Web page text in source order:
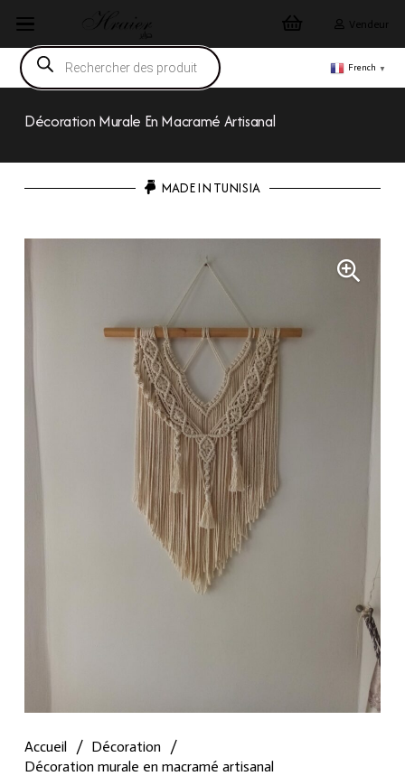
Vendeur
Recherche
de
produits
French ▼
Décoration Murale En Macramé Artisanal
MADE IN TUNISIA
Accueil / Décoration /
Décoration murale en macramé artisanal